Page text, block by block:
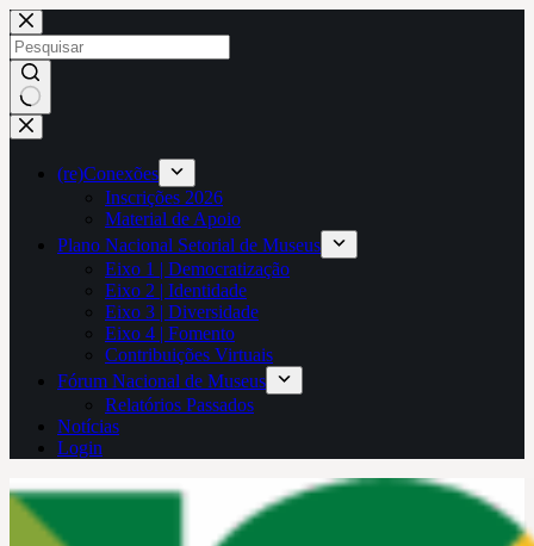
Pular
para
o
conteúdo
Sem
resultados
(re)Conexões
Inscrições 2026
Material de Apoio
Plano Nacional Setorial de Museus
Eixo 1 | Democratização
Eixo 2 | Identidade
Eixo 3 | Diversidade
Eixo 4 | Fomento
Contribuições Virtuais
Fórum Nacional de Museus
Relatórios Passados
Notícias
Login